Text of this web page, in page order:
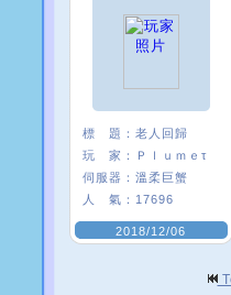
標 題： 老人回歸
玩 家：
Ｐｌｕｍｅτ
伺服器： 溫柔巨蟹
人 氣： 17696
2018/12/06